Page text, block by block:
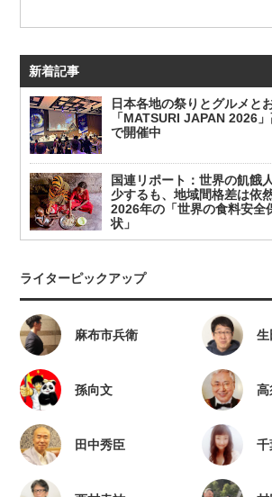
新着記事
日本各地の祭りとグルメと
「MATSURI JAPAN 2026
で開催中
国連リポート：世界の飢餓
少するも、地域間格差は依
2026年の「世界の食料安全
状」
ライターピックアップ
麻布市兵衛 生
孫向文 高
田中秀臣 千